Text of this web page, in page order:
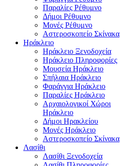
Παραλίες Ρέθυμνο
Δήμοι Ρέθυμνο
Μονές Ρέθυμνο
Αστεροσκοπείο Σκίνακα
Ηράκλειο
Ηράκλειο Ξενοδοχεία
Ηράκλειο Πληροφορίες
Μουσεία Ηράκλειο
Σπήλαια Ηράκλειο
Φαράγγια Ηράκλειο
Παραλίες Ηράκλειο
Αρχαιολογικοί Χώροι
Ηράκλειο
Δήμοι Ηρακλείου
Μονές Ηράκλειο
Αστεροσκοπείο Σκίνακα
Λασίθι
Λασίθι Ξενοδοχεία